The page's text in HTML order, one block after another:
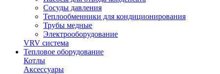
Сосуды давления
Теплообменники для кондиционирования
Трубы медные
Электрооборудование
VRV система
Тепловое оборудование
Котлы
Аксессуары